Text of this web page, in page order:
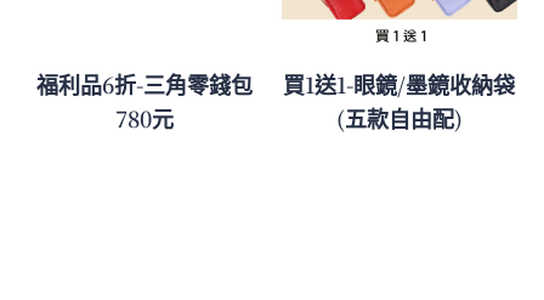
福利品6折-三角零錢包
780元
買1送1-眼鏡/墨鏡收納袋
(五款自由配)